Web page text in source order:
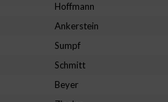
Hoffmann
Ankerstein
Sumpf
Schmitt
Beyer
Werbung
Auswahl personalisierter Werbung